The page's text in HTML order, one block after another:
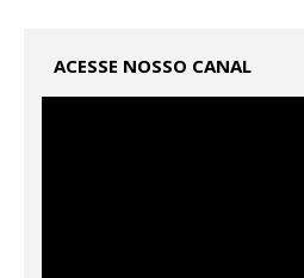
ACESSE NOSSO CANAL